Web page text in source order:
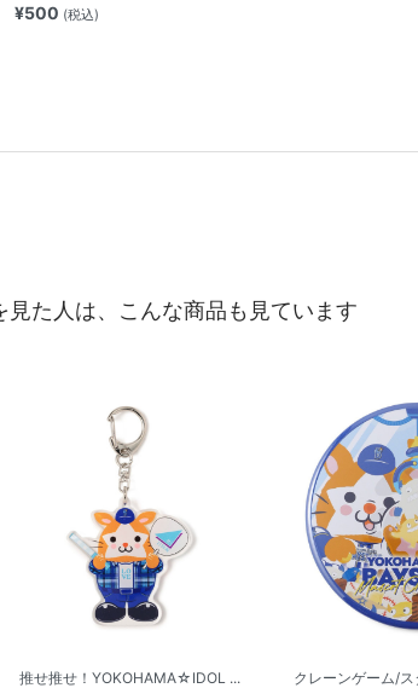
¥500 (税込)
見た人は、こんな商品も見ています
推せ推せ！YOKOHAMA☆IDOL ...
クレーンゲーム/